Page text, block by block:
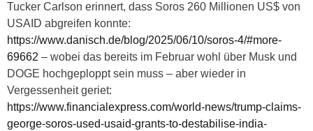
Tucker Carlson erinnert, dass Soros 260 Millionen US$ von
USAID abgreifen konnte:
https://www.danisch.de/blog/2025/06/10/soros-4/#more-
69662 – wobei das bereits im Februar wohl über Musk und
DOGE hochgeploppt sein muss – aber wieder in
Vergessenheit geriet:
https://www.financialexpress.com/world-news/trump-claims-
george-soros-used-usaid-grants-to-destabilise-india-